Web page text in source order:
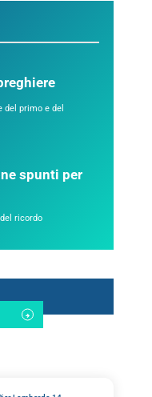
del primo e del
spunti per
ricordo